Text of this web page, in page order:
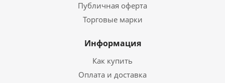
Публичная оферта
Торговые марки
Информация
Как купить
Оплата и доставка